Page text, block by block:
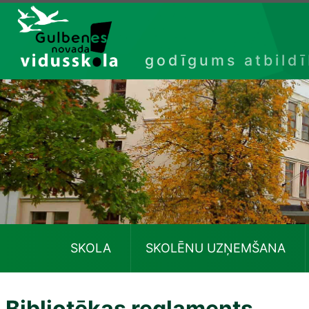
Izlaist
godīgums
SKOLA SKOLĒNU UZŅEMŠANA